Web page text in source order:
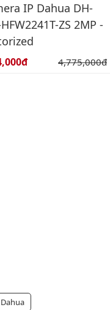
IP Dahua DH-
ZS 2MP -
Giá gốc:
4,775,000đ